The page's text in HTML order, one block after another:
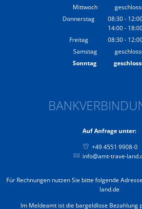
Mittwoch
Donnerstag
08:30-
14:00-
Freitag 08:30-
Samstag
Sonntag
Auf Anfrage unter:
+49 4551 9908-0
info@amt-trave-
Für Rechnungen nutzen Sie bitte folgende
land.de
Im Meldeamt ist die bargeldlose Bezahlung